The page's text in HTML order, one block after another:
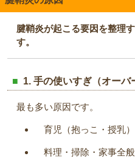
腱鞘炎が起こる要因を整理
す。
1. 手の使いすぎ（オーバ
最も多い原因です。
育児（抱っこ・授乳）
料理・掃除・家事全般